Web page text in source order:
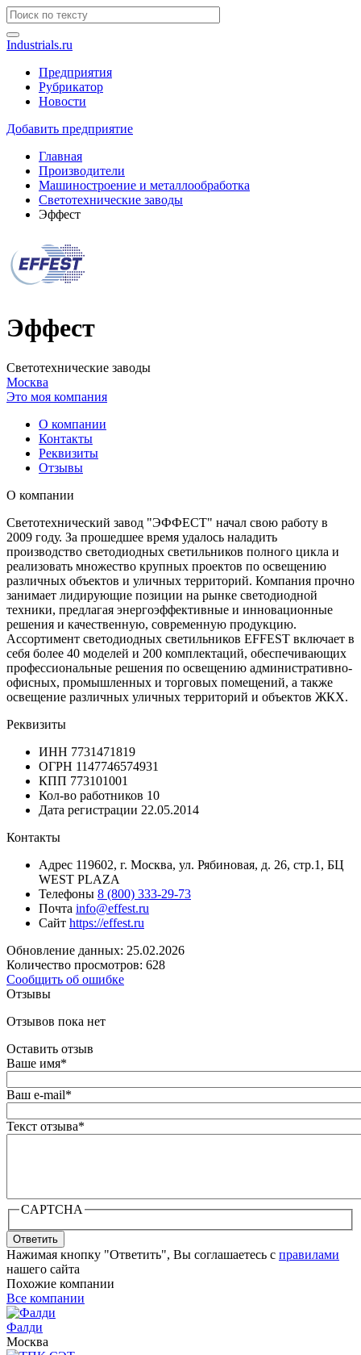
Industrials.ru
Предприятия
Рубрикатор
Новости
Добавить предприятие
Главная
Производители
Машиностроение и металлообработка
Светотехнические заводы
Эффест
Эффест
Светотехнические заводы
Москва
Это моя компания
О компании
Контакты
Реквизиты
Отзывы
О компании
Светотехнический завод "ЭФФЕСТ" начал свою работу в
2009 году. За прошедшее время удалось наладить
производство светодиодных светильников полного цикла и
реализовать множество крупных проектов по освещению
различных объектов и уличных территорий. Компания прочно
занимает лидирующие позиции на рынке светодиодной
техники, предлагая энергоэффективные и инновационные
решения и качественную, современную продукцию.
Ассортимент светодиодных светильников EFFEST включает в
себя более 40 моделей и 200 комплектаций, обеспечивающих
профессиональные решения по освещению административно-
офисных, промышленных и торговых помещений, а также
освещение различных уличных территорий и объектов ЖКХ.
Реквизиты
ИНН 7731471819
ОГРН 1147746574931
КПП 773101001
Кол-во работников 10
Дата регистрации 22.05.2014
Контакты
Адрес 119602, г. Москва, ул. Рябиновая, д. 26, стр.1, БЦ
WEST PLAZA
Телефоны 8 (800) 333-29-73
Почта info@effest.ru
Сайт https://effest.ru
Обновление данных: 25.02.2026
Количество просмотров: 628
Сообщить об ошибке
Отзывы
Отзывов пока нет
Оставить отзыв
Ваше имя*
Ваш e-mail*
Текст отзыва*
CAPTCHA
Ответить
Нажимая кнопку "Ответить", Вы соглашаетесь с правилами
нашего сайта
Похожие компании
Все компании
Фалди
Москва